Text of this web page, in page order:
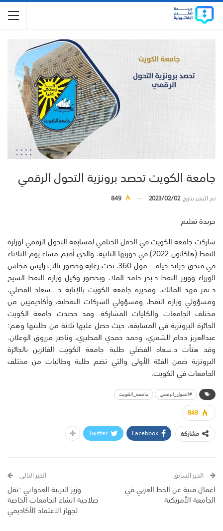
جامعة الكويت تحصد برونزية التحول الرقمي
تم النشر بتاريخ2023/02/02
849
جريدة تعليم
شاركت جامعة الكويت في الحفل الختامي لمسابقة التحول الرقمي ل‍وزارة
النفط (هاكاثون 2022) في دورتها الثانية، والذي أقيم مساء يوم الثلاثاء
في فندق جراند حياة – مول 360، تحت رعاية وحضور نائب رئيس مجلس
الوزراء ووزير النفط د.بدر حامد الملا، وبحضور وكيل وزارة النفط الشيخ
د.نمر فهد المالك، ومديرة جامعة الكويت بالإنابة د ..سعاد الفضلي،
ومسؤولي وزارة النفط، ومسؤولي الشركات النفطية، وأكاديميين من
مختلف الجامعات والكليات المشاركة. وقد حصدت جامعة الكويت
الجائزة البرونزية في المسابقة، حيث حصل عليها ثلاثة من طلبتها وهم:
عبدالعزيز دحام الشمري، وحمد حمدي المطيري، وناصر مرزوق الوعلان.
وقد هنأت د.سعاد الفضلي طلبة جامعة الكويت الفائزين بالجائزة
البرونزية ضمن الفئة الأولى والتي تضم طلبة وطالبات من مختلف
الجامعات في الكويت.
#التحول_الرقمي جامعة_الكويت
849
مشاركة
Facebook
Twitter
الخبر السابق
اعمال فنية عن الخط العربي في
الجامعة الأمريكية
الخبر التالي
وزير التربية العدواني :نقل
صلاحية انشاء الجامعات الخاصة
لجهاز الاعتماد الأكاديمي